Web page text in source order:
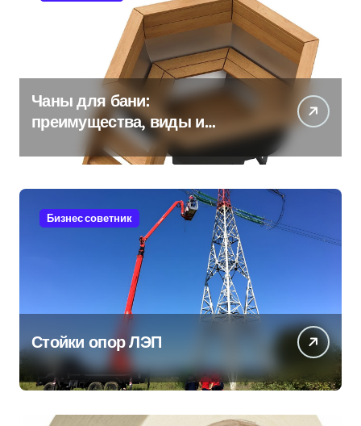
Чаны для бани:
преимущества, виды и
особенности использования
Бизнес советник
Стойки опор ЛЭП